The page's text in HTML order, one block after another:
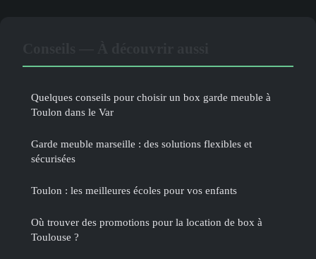
Quelques conseils pour choisir un box garde meuble à
Toulon dans le Var
Garde meuble marseille : des solutions flexibles et
sécurisées
Toulon : les meilleures écoles pour vos enfants
Où trouver des promotions pour la location de box à
Toulouse ?